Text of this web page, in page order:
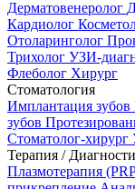
Дерматовенеролог
Кардиолог
Отоларинголог
Трихолог УЗИ-
Флеболог Хирург
Стоматология
Имплантация зубов
зубов
Стоматолог-хирург
Терапия /
Плазмотерапия